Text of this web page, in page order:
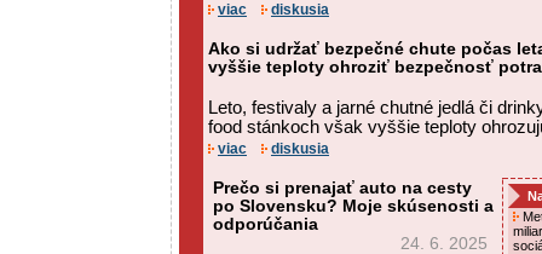
viac diskusia
Ako si udržať bezpečné chute počas
vyššie teploty ohroziť bezpečnosť
Leto, festivaly a jarné chutné jedlá či
food stánkoch však vyššie teploty
viac diskusia
Prečo si prenajať auto na cesty
po Slovensku? Moje skúsenosti a
odporúčania
24. 6. 2025